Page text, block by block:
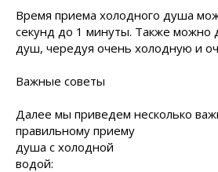
Время приема холодного душа
секунд до 1 минуты. Также можно
душ, чередуя очень холодную и
Важные советы
Далее мы приведем несколько
правильному приему
душа с холодной
водой: